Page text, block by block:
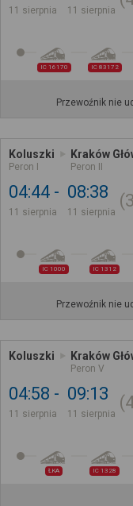
11 sierpnia 11 sierpnia
IC 16170 IC 83172
Przewoźnik nie
Koluszki
Peron I
Kraków
Peron II
04:44
11 sierpnia
08:38
11 sierpnia
IC 1000 IC 1312
Przewoźnik nie
Koluszki Kraków
Peron V
04:58
11 sierpnia
09:13
11 sierpnia
ŁKA IC 1328